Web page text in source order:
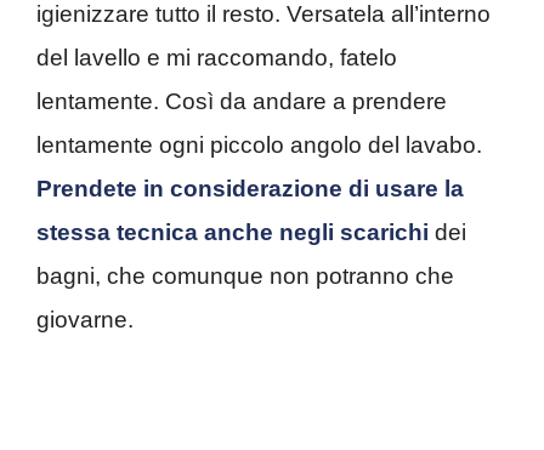
igienizzare tutto il resto. Versatela all’interno
del lavello e mi raccomando, fatelo
lentamente. Così da andare a prendere
lentamente ogni piccolo angolo del lavabo.
Prendete in considerazione di usare la
stessa tecnica anche negli scarichi dei
bagni, che comunque non potranno che
giovarne.